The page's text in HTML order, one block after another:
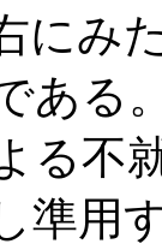
にみ
ある
る不
準用